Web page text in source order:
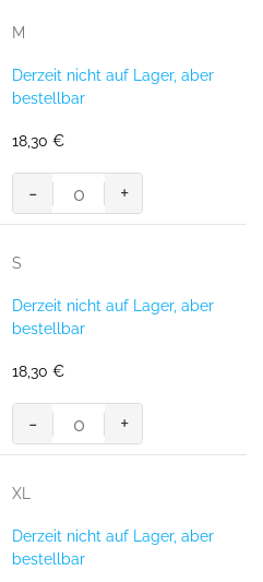
SCHWARZ
185
Menge
M
Derzeit nicht auf Lager, aber
bestellbar
18,30 €
Poloshirt
COTTON-
SCHWARZ
185
Menge
- +
S
Derzeit nicht auf Lager, aber
bestellbar
18,30 €
Poloshirt
COTTON-
SCHWARZ
- +
XL
Derzeit nicht auf Lager, aber
bestellbar